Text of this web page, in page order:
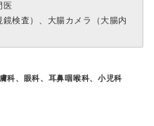
医
鏡検査）、大腸カメラ（大腸内
科、眼科、耳鼻咽喉科、小児科